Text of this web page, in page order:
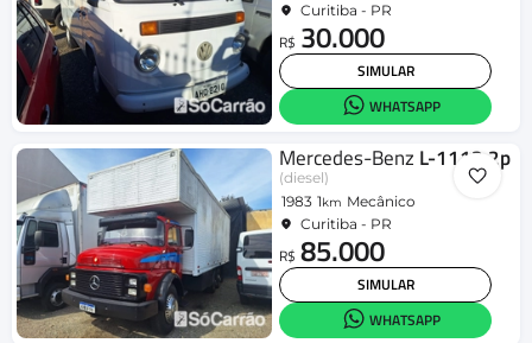
Curitiba - PR
R$ 30.000
SIMULAR
WHATSAPP
Mercedes-Benz L-1113 2p
(diesel)
1983 1km Mecânico
Curitiba - PR
R$ 85.000
SIMULAR
WHATSAPP